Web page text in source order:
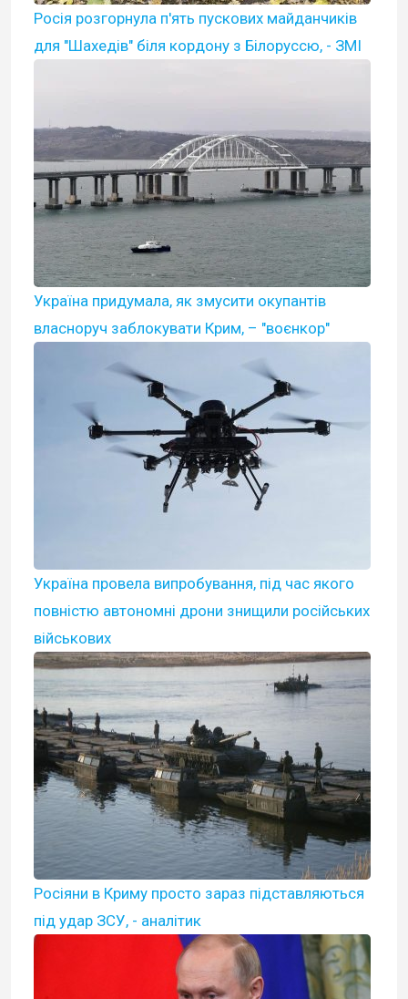
Росія розгорнула п'ять пускових майданчиків
для "Шахедів" біля кордону з Білоруссю, - ЗМІ
Україна придумала, як змусити окупантів
власноруч заблокувати Крим, – "воєнкор"
Україна провела випробування, під час якого
повністю автономні дрони знищили російських
військових
Росіяни в Криму просто зараз підставляються
під удар ЗСУ, - аналітик